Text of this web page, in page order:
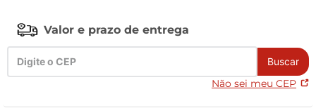
Valor e prazo de entrega
Buscar
Não sei meu CEP